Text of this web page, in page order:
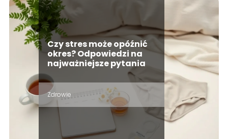
Czy stres może opóźnić
okres? Odpowiedzi na
najważniejsze pytania
Zdrowie